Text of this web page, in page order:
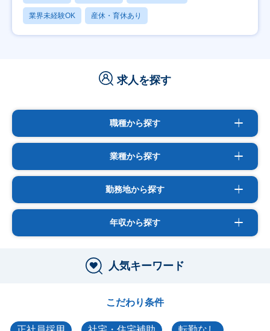
業界未経験OK 産休・育休あり
求人を探す
職種から探す
業種から探す
勤務地から探す
年収から探す
人気キーワード
こだわり条件